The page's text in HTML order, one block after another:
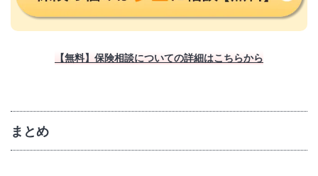
【無料】保険相談についての詳細はこちらから
まとめ